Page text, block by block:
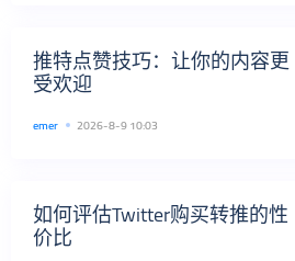
推特点赞技巧：让你的内容更
受欢迎
emer 2026-8-9 10:03
如何评估Twitter购买转推的性
价比